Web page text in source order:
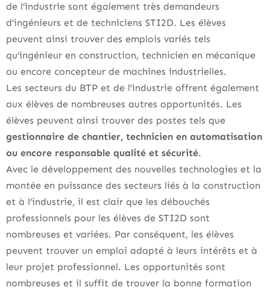
de l’industrie sont également très demandeurs
d’ingénieurs et de techniciens STI2D. Les élèves
peuvent ainsi trouver des emplois variés tels
qu’ingénieur en construction, technicien en mécanique
ou encore concepteur de machines industrielles.
Les secteurs du BTP et de l’industrie offrent également
aux élèves de nombreuses autres opportunités. Les
élèves peuvent ainsi trouver des postes tels que
gestionnaire de chantier, technicien en automatisation
ou encore responsable qualité et sécurité.
Avec le développement des nouvelles technologies et la
montée en puissance des secteurs liés à la construction
et à l’industrie, il est clair que les débouchés
professionnels pour les élèves de STI2D sont
nombreuses et variées. Par conséquent, les élèves
peuvent trouver un emploi adapté à leurs intérêts et à
leur projet professionnel. Les opportunités sont
nombreuses et il suffit de trouver la bonne formation